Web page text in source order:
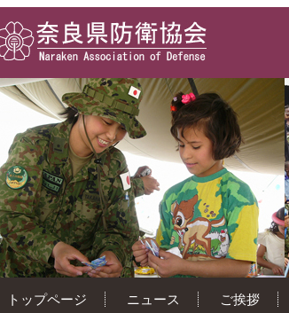
トップページ ニュース ご挨拶